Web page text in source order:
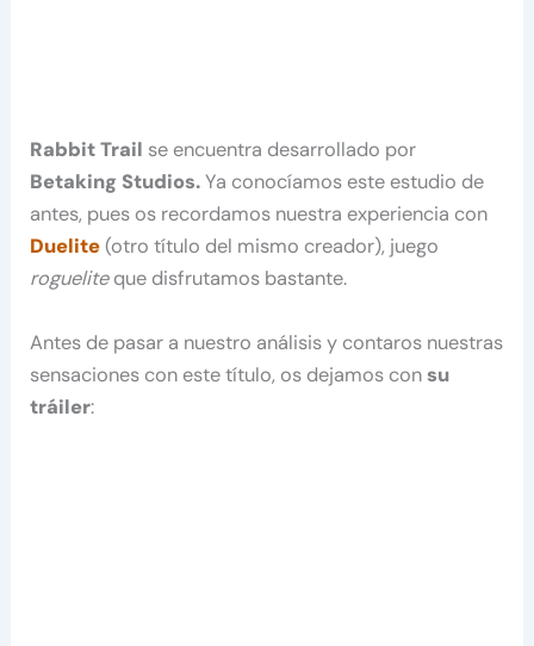
Rabbit Trail se encuentra desarrollado por
Betaking Studios.Ya conocíamos este estudio de
antes, pues os recordamos nuestra experiencia con
Duelite(otro título del mismo creador), juego
rogueliteque disfrutamos bastante.
Antes de pasar a nuestro análisis y contaros nuestras
sensaciones con este título, os dejamos consu
tráiler: